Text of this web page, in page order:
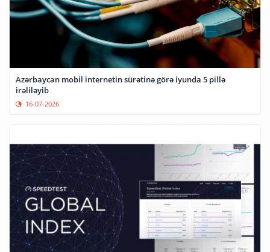
Azərbaycan mobil internetin sürətinə görə iyunda 5 pillə
irəliləyib
16-07-2026